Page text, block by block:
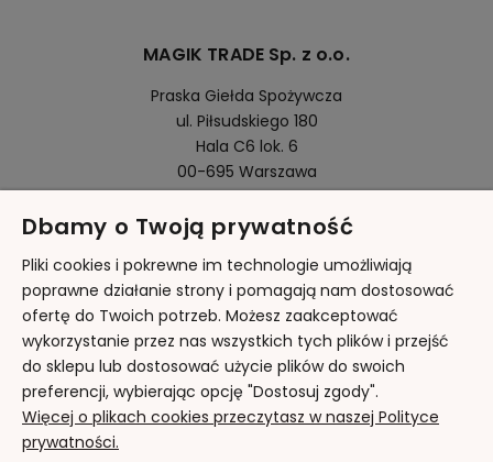
MAGIK TRADE Sp. z o.o.
Praska Giełda Spożywcza
ul. Piłsudskiego 180
Hala C6 lok. 6
00-695 Warszawa
Pomoc
Moje konto
Płatności i dostawa
Informacje
Dbamy o Twoją prywatność
Pliki cookies i pokrewne im technologie umożliwiają
poprawne działanie strony i pomagają nam dostosować
ofertę do Twoich potrzeb. Możesz zaakceptować
wykorzystanie przez nas wszystkich tych plików i przejść
do sklepu lub dostosować użycie plików do swoich
preferencji, wybierając opcję "Dostosuj zgody".
Więcej o plikach cookies przeczytasz w naszej Polityce
prywatności.